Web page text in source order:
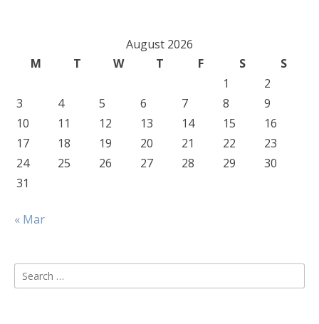
August 2026
M
T W T F S
S
1
2
3
4 5 6 7 8
9
10
11 12 13 14 15
16
17
18 19 20 21 22
23
24
25 26 27 28 29
30
31
« Mar
Search
for: